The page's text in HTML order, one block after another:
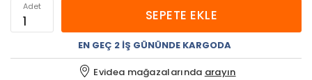
Adet
SEPETE EKLE
EN GEÇ 2 İŞ GÜNÜNDE KARGODA
Evidea mağazalarında arayın